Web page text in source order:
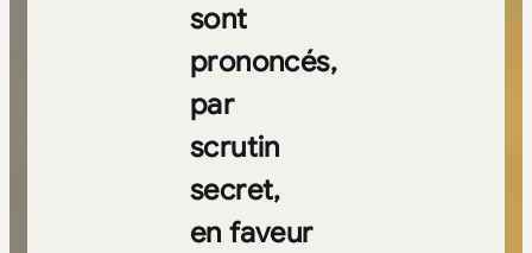
sont
prononcés,
par
scrutin
secret,
en faveur